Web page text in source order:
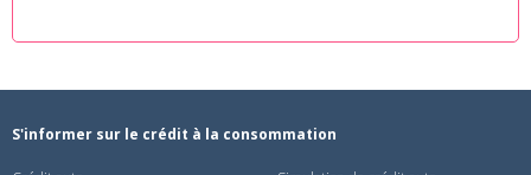
S'informer sur le crédit à la consommation